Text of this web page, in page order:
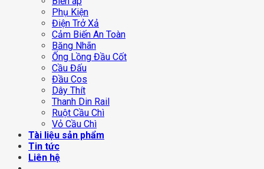
Phụ Kiện
Điện Trở Xả
Cảm Biến An Toàn
Băng Nhãn
Ống Lồng Đầu Cốt
Cầu Đấu
Đầu Cos
Dây Thít
Thanh Din Rail
Ruột Cầu Chì
Vỏ Cầu Chì
Tài liệu sản phẩm
Tin tức
Liên hệ